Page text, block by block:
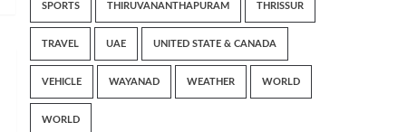
SPORTS THIRUVANANTHAPURAM THRISSUR
TRAVEL UAE UNITED STATE & CANADA
VEHICLE WAYANAD WEATHER WORLD
WORLD